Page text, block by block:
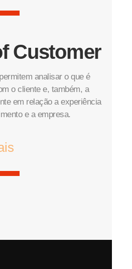
Customer
analisar o que é
o cliente e, também, a
em relação a experiência
e a empresa.